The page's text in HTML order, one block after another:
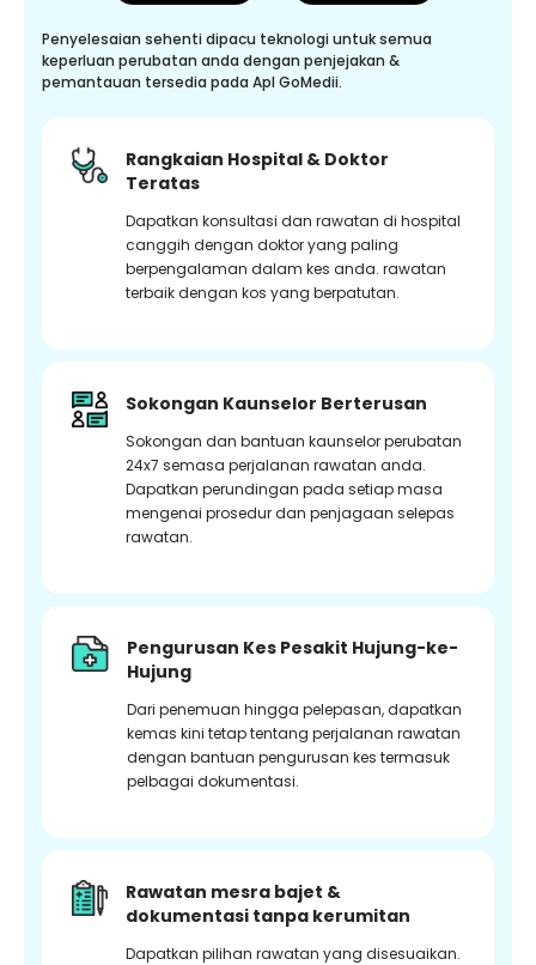
Penyelesaian sehenti dipacu teknologi untuk semua
keperluan perubatan anda dengan penjejakan &
pemantauan tersedia pada Apl GoMedii.
Rangkaian Hospital & Doktor
Teratas
Dapatkan konsultasi dan rawatan di hospital
canggih dengan doktor yang paling
berpengalaman dalam kes anda. rawatan
terbaik dengan kos yang berpatutan.
Sokongan Kaunselor Berterusan
Sokongan dan bantuan kaunselor perubatan
24x7 semasa perjalanan rawatan anda.
Dapatkan perundingan pada setiap masa
mengenai prosedur dan penjagaan selepas
rawatan.
Pengurusan Kes Pesakit Hujung-ke-
Hujung
Dari penemuan hingga pelepasan, dapatkan
kemas kini tetap tentang perjalanan rawatan
dengan bantuan pengurusan kes termasuk
pelbagai dokumentasi.
Rawatan mesra bajet &
dokumentasi tanpa kerumitan
Dapatkan pilihan rawatan yang disesuaikan.